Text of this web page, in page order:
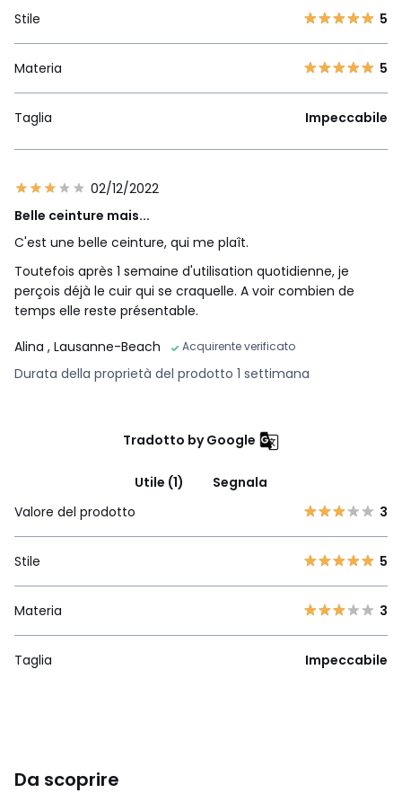
Stile 5
Materia 5
Taglia Impeccabile
02/12/2022
Belle ceinture mais...
C'est une belle ceinture, qui me plaît.
Toutefois après 1 semaine d'utilisation quotidienne, je
perçois déjà le cuir qui se craquelle. A voir combien de
temps elle reste présentable.
Alina , Lausanne-Beach Acquirente verificato
Durata della proprietà del prodotto 1 settimana
Tradotto by Google
Utile (1)
Segnala
Valore del prodotto
3
Stile 5
Materia 3
Taglia Impeccabile
Da scoprire